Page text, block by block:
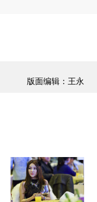
版面编辑：王永